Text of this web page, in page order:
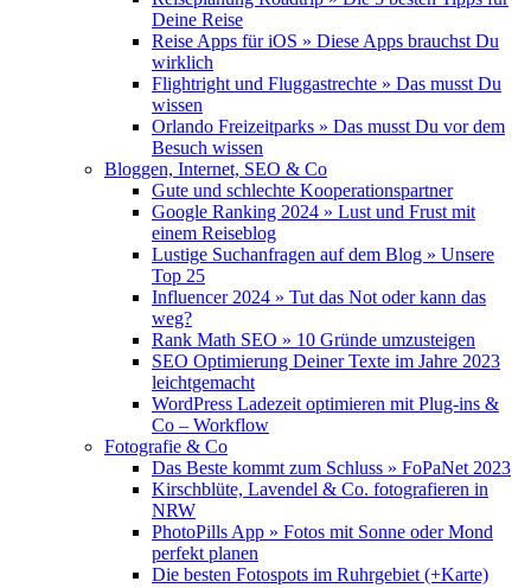
Deine Reise
Reise Apps für iOS » Diese Apps brauchst Du
wirklich
Flightright und Fluggastrechte » Das musst Du
wissen
Orlando Freizeitparks » Das musst Du vor dem
Besuch wissen
Bloggen, Internet, SEO & Co
Gute und schlechte Kooperationspartner
Google Ranking 2024 » Lust und Frust mit
einem Reiseblog
Lustige Suchanfragen auf dem Blog » Unsere
Top 25
Influencer 2024 » Tut das Not oder kann das
weg?
Rank Math SEO » 10 Gründe umzusteigen
SEO Optimierung Deiner Texte im Jahre 2023
leichtgemacht
WordPress Ladezeit optimieren mit Plug-ins &
Co – Workflow
Fotografie & Co
Das Beste kommt zum Schluss » FoPaNet 2023
Kirschblüte, Lavendel & Co. fotografieren in
NRW
PhotoPills App » Fotos mit Sonne oder Mond
perfekt planen
Die besten Fotospots im Ruhrgebiet (+Karte)